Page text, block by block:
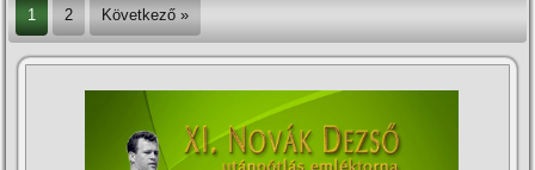
1 2 Következő »